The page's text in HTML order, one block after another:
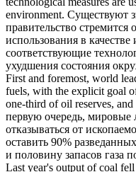
environment. Существуют
правительство стремится
использования в
соответствующие
ухудшения состояния
First and foremost, world
fuels, with the explicit goal
one-third of oil reserves,
первую очередь, мировые
отказываться от
оставить 90% разведанных
и половину запасов газа
Last year's output ofcoal fell